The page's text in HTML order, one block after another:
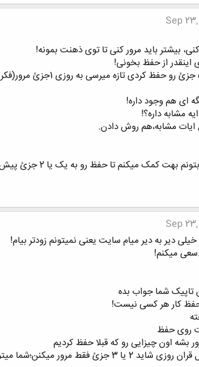
Sep 23,
بیشتر باید مرور کنی تا توی ذهنت بمونه!
اینقدر از حفظ بخونی!
ای هم وجود داره!
مشابه داره؟!
مشابه،هم روش دادن.
حفظ رو به یک یا 2 جزئ پیش ببری ولی بقیشو باید باید زیر نظر یه استادحفظ باشی.
Sep 23,
دیر به دیر میام سایت یعنی نمیتونم زودتر بیام!
میکنم!
تاپیک شما جواب بده
کار هر کسی نیست!
روی حفظ
بشه اون چیزایی رو که قبلا حفظ کردیم
جزئ فقط مرور میکنن؛شما میتونی؟